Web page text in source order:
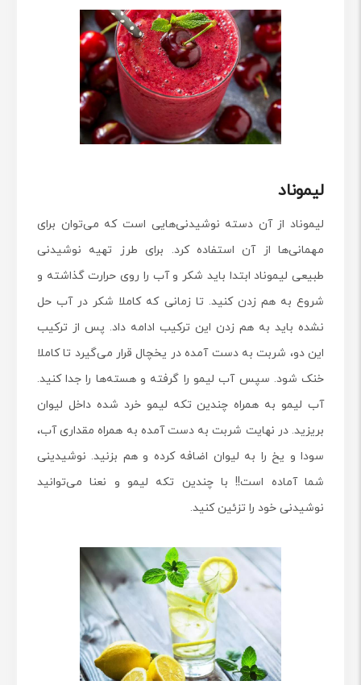
لیموناد
لیموناد از آن دسته نوشیدنی‌هایی است که می‌توان برای
مهمانی‌ها از آن استفاده کرد. برای طرز تهیه نوشیدنی
طبیعی لیموناد ابتدا باید شکر و آب را روی حرارت گذاشته و
شروع به هم زدن کنید. تا زمانی که کاملا شکر در آب حل
نشده باید به هم زدن این ترکیب ادامه داد. پس از ترکیب
این دو، شربت به دست آمده در یخچال قرار می‌گیرد تا کاملا
خنک شود. سپس آب لیمو را گرفته و هسته‌ها را جدا کنید.
آب لیمو به همراه چندین تکه لیمو خرد شده داخل لیوان
بریزید. در نهایت شربت به دست آمده به همراه مقداری آب،
سودا و یخ را به لیوان اضافه کرده و هم بزنید. نوشیدینی
شما آماده است!! با چندین تکه لیمو و نعنا می‌توانید
نوشیدنی خود را تزئین کنید.